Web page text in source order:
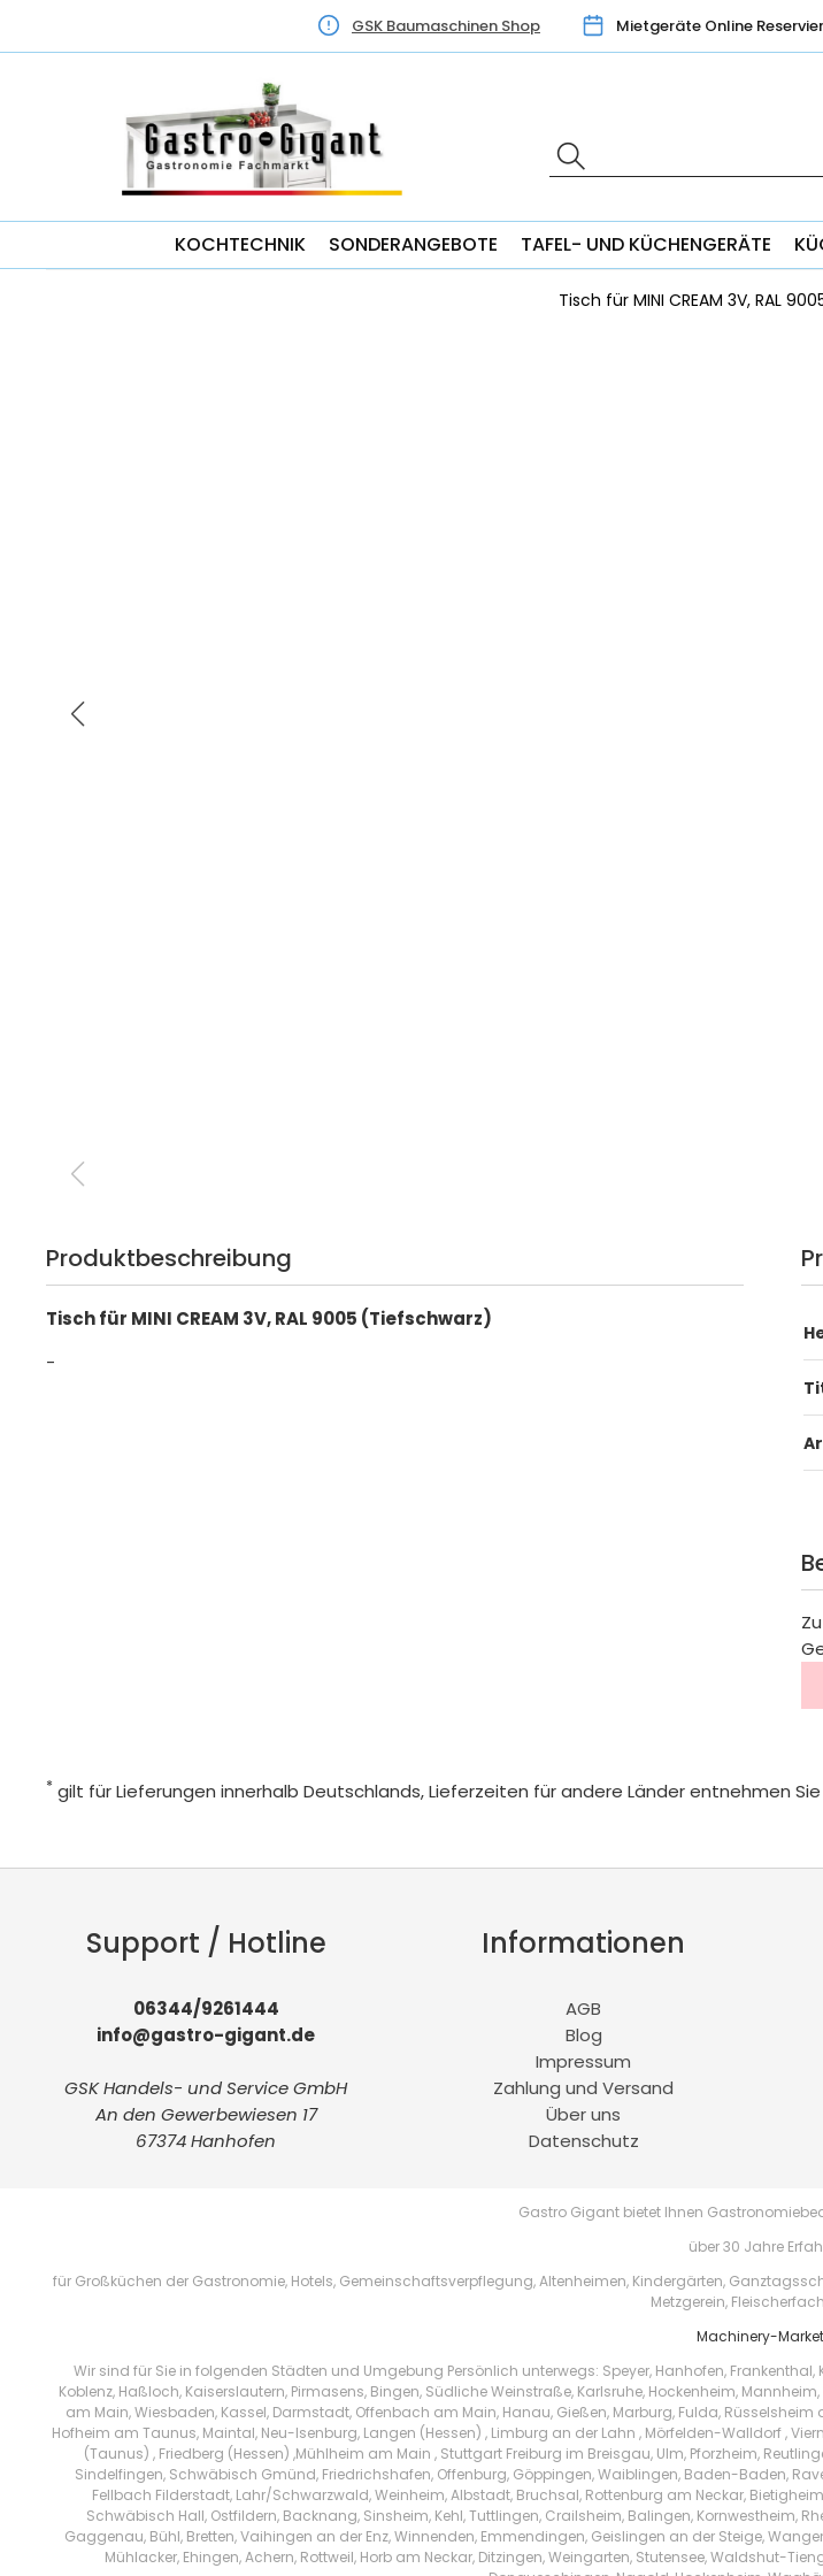
GSK Baumaschinen Shop Mietgeräte Online
KOCHTECHNIK SONDERANGEBOTE TAFEL- UND KÜCHENGERÄTE
Tisch für MINI CREAM 3V, RAL
Produktbeschreibung
Tisch für MINI CREAM 3V, RAL 9005 (Tiefschwarz)
-
* gilt für Lieferungen innerhalb Deutschlands, Lieferzeiten für andere Länder entnehmen
Support / Hotline
06344/9261444
info@gastro-gigant.de
GSK Handels- und Service GmbH
An den Gewerbewiesen 17
67374 Hanhofen
Informationen
AGB
Blog
Impressum
Zahlung und Versand
Über uns
Datenschutz
Gastro Gigant bietet Ihnen
über 30 Jahre
für Großküchen der Gastronomie, Hotels, Gemeinschaftsverpflegung, Altenheimen, Kindergärten,
Metzgerein,
Machinery-
Wir sind für Sie in folgenden Städten und Umgebung Persönlich unterwegs: Speyer, Hanhofen,
Koblenz, Haßloch, Kaiserslautern, Pirmasens, Bingen, Südliche Weinstraße, Karlsruhe, Hockenheim,
am Main, Wiesbaden, Kassel, Darmstadt, Offenbach am Main, Hanau, Gießen, Marburg, Fulda,
Hofheim am Taunus, Maintal, Neu-Isenburg, Langen (Hessen) , Limburg an der Lahn , Mörfelden-Walldorf ,
(Taunus) , Friedberg (Hessen) ,Mühlheim am Main , Stuttgart Freiburg im Breisgau, Ulm, Pforzheim,
Sindelfingen, Schwäbisch Gmünd, Friedrichshafen, Offenburg, Göppingen, Waiblingen, Baden-Baden,
Fellbach Filderstadt, Lahr/Schwarzwald, Weinheim, Albstadt, Bruchsal, Rottenburg am Neckar,
Schwäbisch Hall, Ostfildern, Backnang, Sinsheim, Kehl, Tuttlingen, Crailsheim, Balingen, Kornwestheim,
Gaggenau, Bühl, Bretten, Vaihingen an der Enz, Winnenden, Emmendingen, Geislingen an der Steige,
Mühlacker, Ehingen, Achern, Rottweil, Horb am Neckar, Ditzingen, Weingarten, Stutensee, Waldshut-